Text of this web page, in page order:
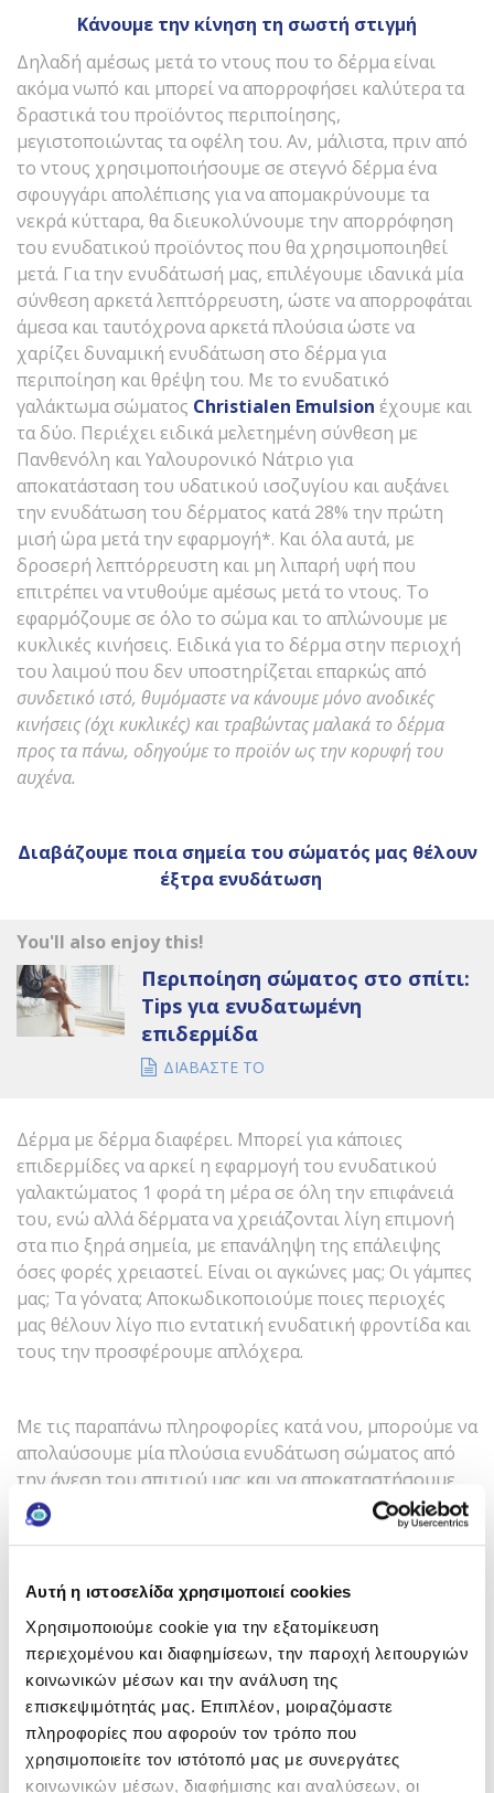
Αυτή η ιστοσελίδα χρησιμοποιεί cookies
Χρησιμοποιούμε cookie για την εξατομίκευση
περιεχομένου και διαφημίσεων, την παροχή λειτουργιών
κοινωνικών μέσων και την ανάλυση της
επισκεψιμότητάς μας. Επιπλέον, μοιραζόμαστε
πληροφορίες που αφορούν τον τρόπο που
χρησιμοποιείτε τον ιστότοπό μας με συνεργάτες
κοινωνικών μέσων, διαφήμισης και αναλύσεων, οι
Κάνουμε την κίνηση τη σωστή στιγμή
Δηλαδή αμέσως μετά το ντους που το δέρμα είναι
ακόμα νωπό και μπορεί να απορροφήσει καλύτερα τα
δραστικά του προϊόντος περιποίησης,
μεγιστοποιώντας τα οφέλη του. Αν, μάλιστα, πριν από
το ντους χρησιμοποιήσουμε σε στεγνό δέρμα ένα
σφουγγάρι απολέπισης για να απομακρύνουμε τα
νεκρά κύτταρα, θα διευκολύνουμε την απορρόφηση
του ενυδατικού προϊόντος που θα χρησιμοποιηθεί
μετά. Για την ενυδάτωσή μας, επιλέγουμε ιδανικά μία
σύνθεση αρκετά λεπτόρρευστη, ώστε να απορροφάται
άμεσα και ταυτόχρονα αρκετά πλούσια ώστε να
χαρίζει δυναμική ενυδάτωση στο δέρμα για
περιποίηση και θρέψη του. Με το ενυδατικό
γαλάκτωμα σώματος Christialen Emulsion έχουμε και
τα δύο. Περιέχει ειδικά μελετημένη σύνθεση με
Πανθενόλη και Υαλουρονικό Νάτριο για
αποκατάσταση του υδατικού ισοζυγίου και αυξάνει
την ενυδάτωση του δέρματος κατά 28% την πρώτη
μισή ώρα μετά την εφαρμογή*. Και όλα αυτά, με
δροσερή λεπτόρρευστη και μη λιπαρή υφή που
επιτρέπει να ντυθούμε αμέσως μετά το ντους. Το
εφαρμόζουμε σε όλο το σώμα και το απλώνουμε με
κυκλικές κινήσεις. Ειδικά για το δέρμα στην περιοχή
του λαιμού που δεν υποστηρίζεται επαρκώς από
συνδετικό ιστό, θυμόμαστε να κάνουμε μόνο ανοδικές
κινήσεις (όχι κυκλικές) και τραβώντας μαλακά το δέρμα
προς τα πάνω, οδηγούμε το προϊόν ως την κορυφή του
αυχένα.
Διαβάζουμε ποια σημεία του σώματός μας θέλουν
έξτρα ενυδάτωση
You'll also enjoy this!
Περιποίηση σώματος στο σπίτι:
Tips για ενυδατωμένη
επιδερμίδα
ΔΙΑΒΑΣΤΕ ΤΟ
Δέρμα με δέρμα διαφέρει. Μπορεί για κάποιες
επιδερμίδες να αρκεί η εφαρμογή του ενυδατικού
γαλακτώματος 1 φορά τη μέρα σε όλη την επιφάνειά
του, ενώ αλλά δέρματα να χρειάζονται λίγη επιμονή
στα πιο ξηρά σημεία, με επανάληψη της επάλειψης
όσες φορές χρειαστεί. Είναι οι αγκώνες μας; Οι γάμπες
μας; Τα γόνατα; Αποκωδικοποιούμε ποιες περιοχές
μας θέλουν λίγο πιο εντατική ενυδατική φροντίδα και
τους την προσφέρουμε απλόχερα.
Με τις παραπάνω πληροφορίες κατά νου, μπορούμε να
απολαύσουμε μία πλούσια ενυδάτωση σώματος από
την άνεση του σπιτιού μας και να αποκαταστήσουμε
την ελαστικότητα της επιδερμίδας μας δίνοντάς της
όψη ζωντάνιας και ευεξίας. Με αλλά λόγια «η συνταγή
κοντομάνικα και τα σορτς!
*Αυτοεκτίμηση εθελοντών ‑ Technical data.